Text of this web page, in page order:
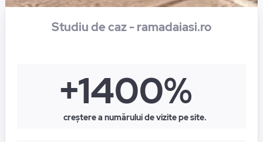
Studiu de caz - ramadaiasi.ro
+1400%
creștere a numărului de vizite pe site.